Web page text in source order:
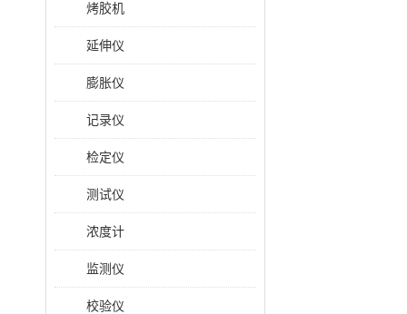
烤胶机
延伸仪
膨胀仪
记录仪
检定仪
测试仪
浓度计
监测仪
校验仪